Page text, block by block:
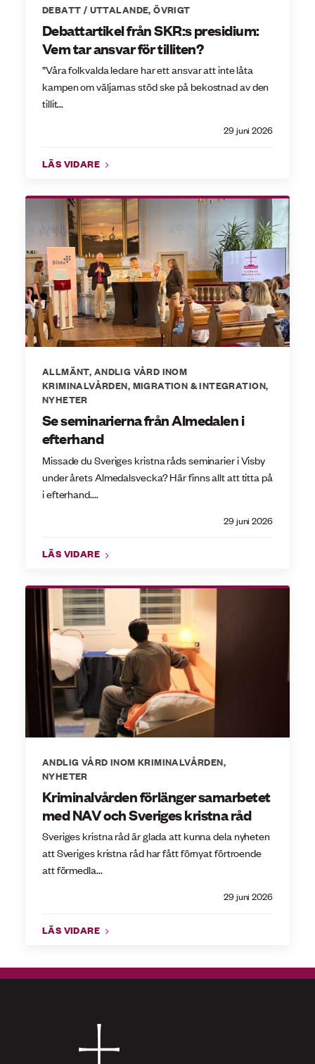
DEBATT / UTTALANDE,ÖVRIGT
Debattartikel från SKR:s presidium:
Vem tar ansvar för tilliten?
29 juni 2026
”Våra folkvalda ledare har ett ansvar att inte låta
kampen om väljarnas stöd ske på bekostnad av den
tillit...
LÄS VIDARE
ALLMÄNT, ANDLIG VÅRD INOM
KRIMINALVÅRDEN, MIGRATION & INTEGRATION,
NYHETER
Se seminarierna från Almedalen i
efterhand
29 juni 2026
Missade du Sveriges kristna råds seminarier i Visby
under årets Almedalsvecka? Här finns allt att titta på
i efterhand....
LÄS VIDARE
ANDLIG VÅRD INOM KRIMINALVÅRDEN,
NYHETER
Kriminalvården förlänger samarbetet
med NAV och Sveriges kristna råd
29 juni 2026
Sveriges kristna råd är glada att kunna dela nyheten
att Sveriges kristna råd har fått förnyat förtroende
att förmedla...
LÄS VIDARE